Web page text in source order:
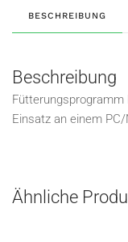
BESCHREIBUNG
Beschreibung
Fütterungsprogramm
Einsatz an einem
Ähnliche